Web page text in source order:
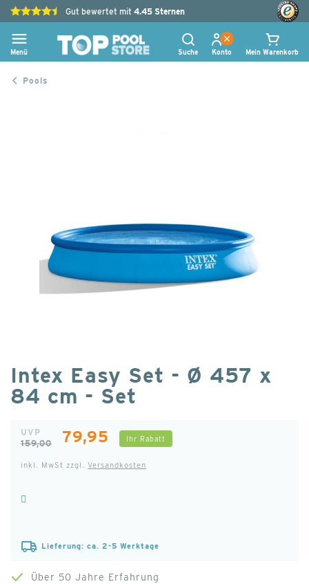
Gut bewertet mit 4.45 Sternen
Menü Suche Konto Mein Warenkorb
Pools
Anfang
der
springen
Intex Easy Set - Ø 457 x
84 cm - Set
UVP
159,00
79,95 Ihr Rabatt
inkl. MwSt zzgl. Versandkosten
Lieferung: ca. 2-5 Werktage
Über 50 Jahre Erfahrung